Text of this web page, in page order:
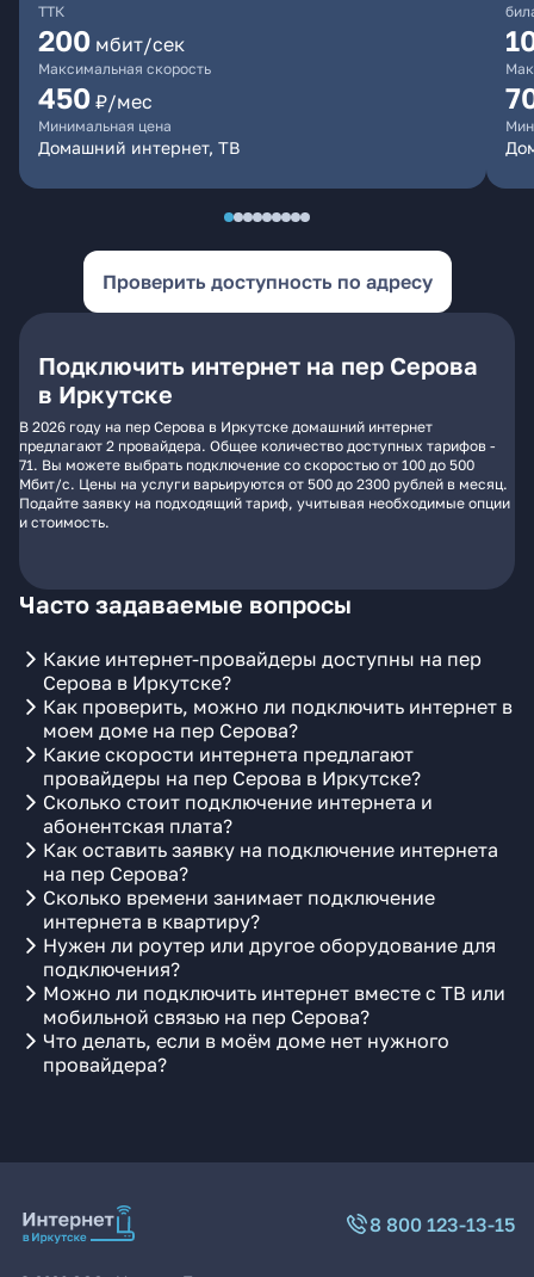
ТТК
200 мбит/сек
Максимальная скорость
450 ₽/мес
Минимальная цена
Домашний интернет, ТВ
Проверить доступность по адресу
Подключить интернет на пер Серова
в Иркутске
В 2026 году на пер Серова в Иркутске домашний интернет
предлагают 2 провайдера. Общее количество доступных тарифов -
71. Вы можете выбрать подключение со скоростью от 100 до 500
Мбит/с. Цены на услуги варьируются от 500 до 2300 рублей в месяц.
Подайте заявку на подходящий тариф, учитывая необходимые опции
и стоимость.
Часто задаваемые вопросы
Какие интернет-провайдеры доступны на пер
Серова в Иркутске?
Как проверить, можно ли подключить интернет в
моем доме на пер Серова?
Какие скорости интернета предлагают
провайдеры на пер Серова в Иркутске?
Сколько стоит подключение интернета и
абонентская плата?
Как оставить заявку на подключение интернета
на пер Серова?
Сколько времени занимает подключение
интернета в квартиру?
Нужен ли роутер или другое оборудование для
подключения?
Можно ли подключить интернет вместе с ТВ или
мобильной связью на пер Серова?
Что делать, если в моём доме нет нужного
провайдера?
8 800 123-13-15